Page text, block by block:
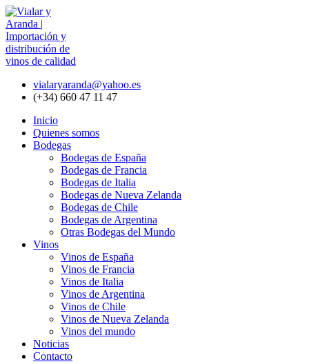
vialaryaranda@yahoo.es
(+34) 660 47 11 47
Inicio
Quienes somos
Bodegas
Bodegas de España
Bodegas de Francia
Bodegas de Italia
Bodegas de Nueva Zelanda
Bodegas de Chile
Bodegas de Argentina
Otras Bodegas del Mundo
Vinos
Vinos de España
Vinos de Francia
Vinos de Italia
Vinos de Argentina
Vinos de Chile
Vinos de Nueva Zelanda
Vinos del mundo
Noticias
Contacto